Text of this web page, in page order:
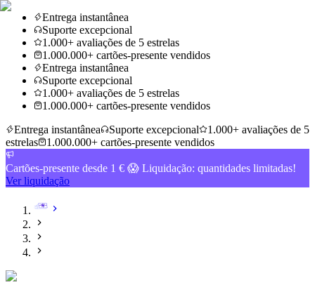
Entrega instantânea
Suporte excepcional
1.000+ avaliações de 5 estrelas
1.000.000+ cartões-presente vendidos
Entrega instantânea
Suporte excepcional
1.000+ avaliações de 5 estrelas
1.000.000+ cartões-presente vendidos
Entrega instantânea
Suporte excepcional
1.000+ avaliações de 5
estrelas
1.000.000+ cartões-presente vendidos
Cartões-presente desde 1 € 😱 Liquidação: quantidades limitadas!
Ver liquidação